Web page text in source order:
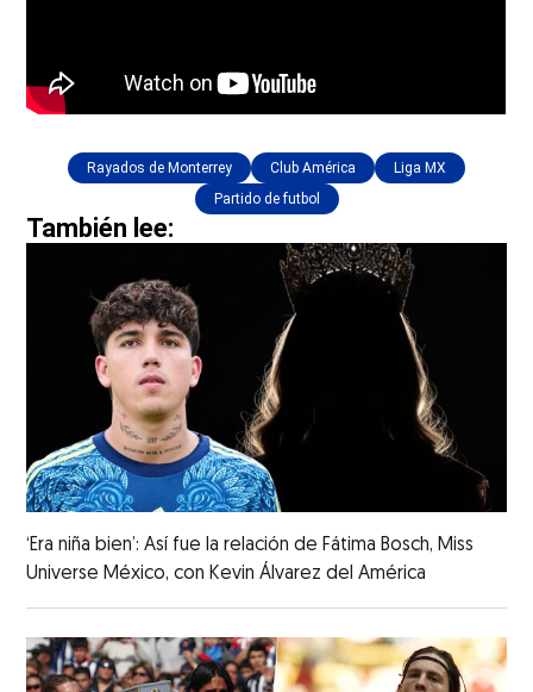
Rayados de Monterrey Club América
Liga MX
Partido de futbol
También lee:
‘Era niña bien’: Así fue la relación de Fátima Bosch, Miss
Universe México, con Kevin Álvarez del América